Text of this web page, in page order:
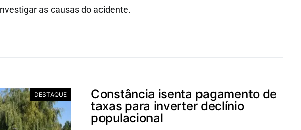
as causas do acidente.
DESTAQUE
Constância isenta pagamento de
taxas para inverter declínio
populacional